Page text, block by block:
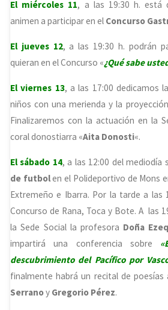
El miércoles 11, a las 19:30 h. está
animen a participar en el Concurso
El jueves 12, a las 19:30 h. podrán
quieran en el Concurso «¿Qué sabe
El viernes 13, a las 17:00 dedicamos
niños con una merienda y la
Finalizaremos con la actuación en la
coral donostiarra «Aita Donosti«.
El sábado 14, a las 12:00 del mediodía
de futbolen el Polideportivo de Mons
Extremeño e Ibarra. Por la tarde a las
Concurso de Rana, Toca y Bote. A las
la Sede Social la profesora Doña
impartirá una conferencia sobre
descubrimiento del Pacífico por
finalmente habrá un recital de poesías
Serranoy Gregorio Pérez.